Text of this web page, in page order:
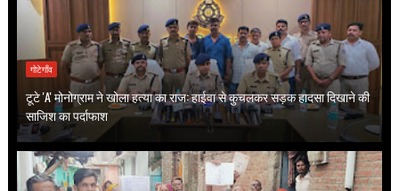
गोटेगाँव
टूटे 'A' मोनोग्राम ने खोला हत्या का राज: हाईवा से कुचलकर सड़क हादसा दिखाने की
साजिश का पर्दाफाश